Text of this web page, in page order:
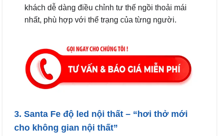
khách dễ dàng điều chỉnh tư thế ngồi thoải mái
nhất, phù hợp với thể trạng của từng người.
3. Santa Fe độ led nội thất – “hơi thở mới
cho không gian nội thất”